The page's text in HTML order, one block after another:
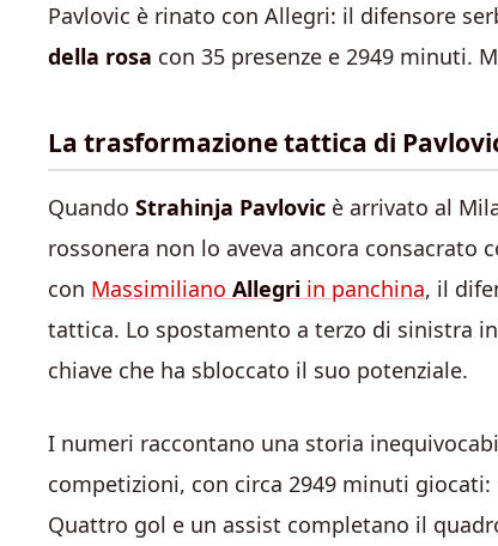
Pavlovic è rinato con Allegri: il difensore
della rosa con 35 presenze e 2949 minuti.
La trasformazione tattica di
Quando Strahinja Pavlovic è arrivato al
rossonera non lo aveva ancora
con Massimiliano Allegri in panchina, il
tattica. Lo spostamento a terzo di sinistra
chiave che ha sbloccato il suo potenziale.
I numeri raccontano una storia
competizioni, con circa 2949 minuti giocati:
Quattro gol e un assist completano il